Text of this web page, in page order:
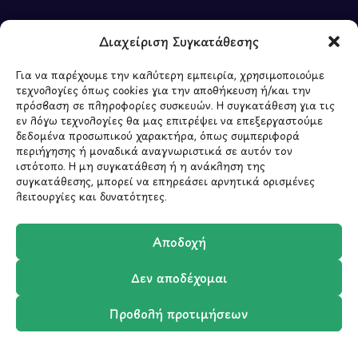
Διαχείριση Συγκατάθεσης
Για να παρέχουμε την καλύτερη εμπειρία, χρησιμοποιούμε
τεχνολογίες όπως cookies για την αποθήκευση ή/και την
πρόσβαση σε πληροφορίες συσκευών. Η συγκατάθεση για τις
εν λόγω τεχνολογίες θα μας επιτρέψει να επεξεργαστούμε
δεδομένα προσωπικού χαρακτήρα, όπως συμπεριφορά
περιήγησης ή μοναδικά αναγνωριστικά σε αυτόν τον
ιστότοπο. Η μη συγκατάθεση ή η ανάκληση της
συγκατάθεσης, μπορεί να επηρεάσει αρνητικά ορισμένες
λειτουργίες και δυνατότητες.
Αποδοχή
Δεν αποδέχομαι
Προβολή προτιμήσεων
Σχετικά με εμάς
Επικοινωνία
2026 - CREATED BY